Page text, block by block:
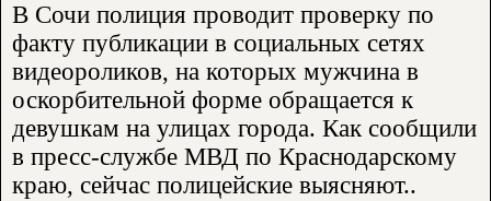
В Сочи полиция проводит проверку по
факту публикации в социальных сетях
видеороликов, на которых мужчина в
оскорбительной форме обращается к
девушкам на улицах города. Как сообщили
в пресс-службе МВД по Краснодарскому
краю, сейчас полицейские выясняют..